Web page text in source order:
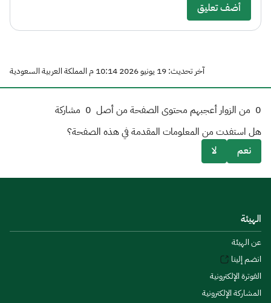
أضف تعليق
آخر تحديث: 19 يونيو 2026 10:14 م المملكة العربية السعودية
0 من الزوار أعجبهم محتوى الصفحة من أصل 0 مشاركة
هل استفدت من المعلومات المقدمة في هذه الصفحة؟
نعم
لا
الهيئة
عن الهيئة
انضم إلينا
الفوترة الإلكترونية
المشاركة الإلكترونية